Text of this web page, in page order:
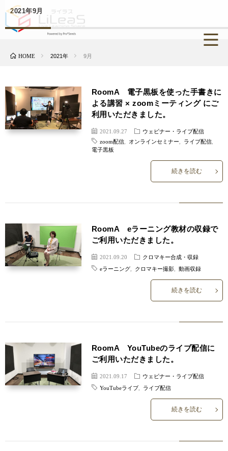
HOME 2021年 9月
2021年9月
RoomA 電子黒板を使った手書きに
よる講習 × zoomミーティング にご
利用いただきました。
2021.09.27
ウェビナー・ライブ配信
zoom配信, オンラインセミナー ライブ配信,
電子黒板
続きを読む
RoomA eラーニング教材の収録で
ご利用いただきました。
2021.09.20
クロマキー合成・収録
eラーニング, クロマキー撮影, 動画収録
続きを読む
RoomA YouTubeのライブ配信に
ご利用いただきました。
2021.09.17
ウェビナー・ライブ配信
YouTubeライブ, ライブ配信
続きを読む